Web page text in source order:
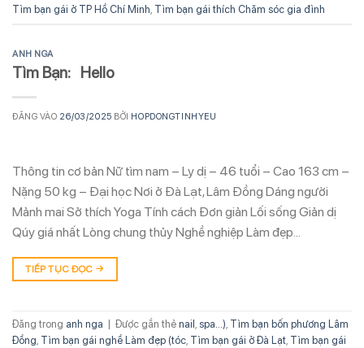
Tìm bạn gái ở TP Hồ Chí Minh Tìm bạn gái thích Chăm sóc gia đình
ANH NGA
Tìm Bạn: Hello
ĐĂNG VÀO 26/03/2025 BỞI HOPDONGTINHYEU
Thông tin cơ bản Nữ tìm nam – Ly dị – 46 tuổi – Cao 163 cm –
Nặng 50 kg – Đại học Nơi ở Đà Lạt, Lâm Đồng Dáng người
Mảnh mai Sở thích Yoga Tính cách Đơn giản Lối sống Giản dị
Qúy giá nhất Lòng chung thủy Nghề nghiệp Làm đẹp…
TIẾP TỤC ĐỌC →
Đăng trong anh nga Được gắn thẻ nail , spa...), Tìm bạn bốn phương Lâm
Đồng, Tìm bạn gái nghề Làm đẹp (tóc, Tìm bạn gái ở Đà Lạt, Tìm bạn gái